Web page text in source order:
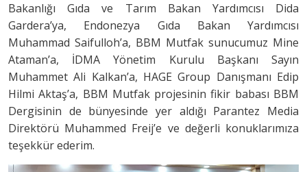
Bakanlığı Gıda ve Tarım Bakan Yardımcısı Dida
Gardera’ya, Endonezya Gıda Bakan Yardımcısı
Muhammad Saifulloh’a, BBM Mutfak sunucumuz Mine
Ataman’a, İDMA Yönetim Kurulu Başkanı Sayın
Muhammet Ali Kalkan’a, HAGE Group Danışmanı Edip
Hilmi Aktaş’a, BBM Mutfak projesinin fikir babası BBM
Dergisinin de bünyesinde yer aldığı Parantez Media
Direktörü Muhammed Freij’e ve değerli konuklarımıza
teşekkür ederim.